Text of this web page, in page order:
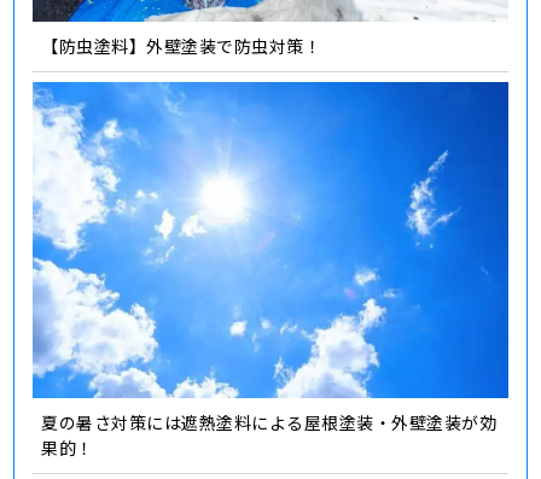
【防虫塗料】外壁塗装で防虫対策！
夏の暑さ対策には遮熱塗料による屋根塗装・外壁塗装が効
果的！